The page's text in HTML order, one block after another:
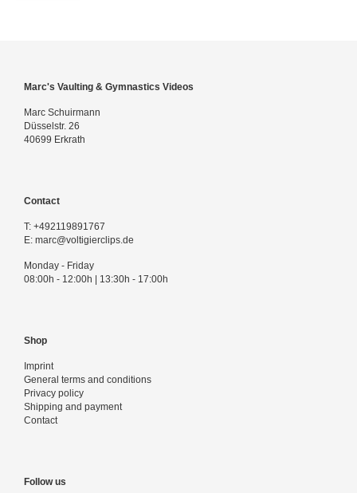
Marc's Vaulting & Gymnastics Videos
Marc Schuirmann
Düsselstr. 26
40699 Erkrath
Contact
T: +492119891767
E: marc@voltigierclips.de
Monday - Friday
08:00h - 12:00h | 13:30h - 17:00h
Shop
Imprint
General terms and conditions
Privacy policy
Shipping and payment
Contact
Follow us